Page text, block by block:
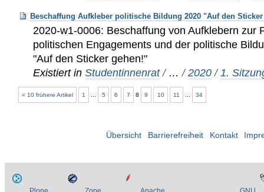
Beschaffung Aufkleber politische Bildung 2020 "Auf den
2020-w1-0006: Beschaffung von Aufklebern zur
politischen Engagements und der politische
"Auf den Sticker gehen!"
Existiert in Studentinnenrat / …/2020 / 1.
« 10 frühere Artikel 1 5 6 7 8 9 10 11 34
Übersicht Barrierefreiheit Kontakt